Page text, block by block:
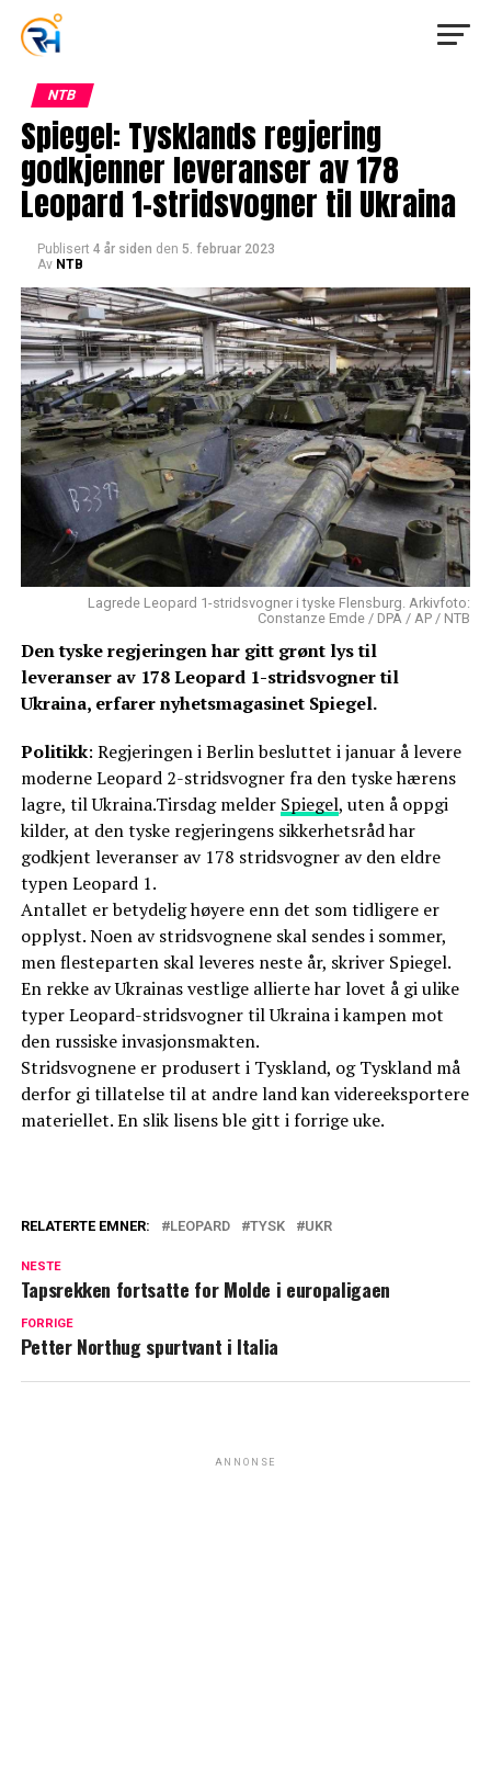
NTB
Spiegel: Tysklands regjering
godkjenner leveranser av 178
Leopard 1-stridsvogner til Ukraina
Publisert 4 år siden den 5. februar 2023
Av NTB
Lagrede Leopard 1-stridsvogner i tyske Flensburg. Arkivfoto:
Constanze Emde / DPA / AP / NTB
Den tyske regjeringen har gitt grønt lys til
leveranser av 178 Leopard 1-stridsvogner til
Ukraina, erfarer nyhetsmagasinet Spiegel.
Politikk: Regjeringen i Berlin besluttet i januar å levere
moderne Leopard 2-stridsvogner fra den tyske hærens
lagre, til Ukraina.Tirsdag melder Spiegel, uten å oppgi
kilder, at den tyske regjeringens sikkerhetsråd har
godkjent leveranser av 178 stridsvogner av den eldre
typen Leopard 1.
Antallet er betydelig høyere enn det som tidligere er
opplyst. Noen av stridsvognene skal sendes i sommer,
men flesteparten skal leveres neste år, skriver Spiegel.
En rekke av Ukrainas vestlige allierte har lovet å gi ulike
typer Leopard-stridsvogner til Ukraina i kampen mot
den russiske invasjonsmakten.
Stridsvognene er produsert i Tyskland, og Tyskland må
derfor gi tillatelse til at andre land kan videreeksportere
materiellet. En slik lisens ble gitt i forrige uke.
RELATERTE EMNER: LEOPARD TYSK UKR
NESTE
Tapsrekken fortsatte for Molde i europaligaen
FORRIGE
Petter Northug spurtvant i Italia
ANNONSE